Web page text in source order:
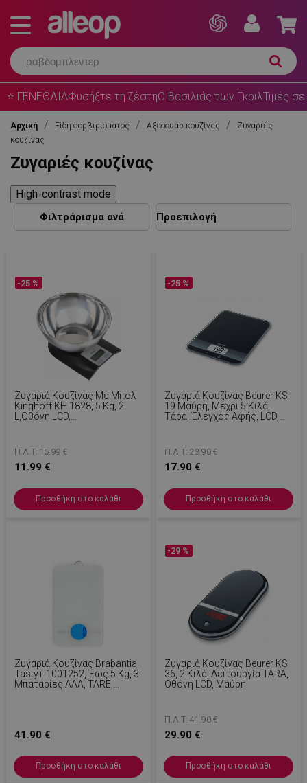
⭐ ΓΕΝΕΘΛΙΑΦυσήξτε τη ζέστηΟ Βασιλιάς των ΓκριλΤιμές σε
Αρχική Είδη σερβιρίσματος Αξεσουάρ κουζίνας
Ζυγαριές
κουζίνας
Ζυγαριές κουζίνας
High-contrast mode
Φιλτράρισμα ανά
Ζυγαριά Κουζίνας Με Μπολ
Kinghoff KH 1828, 5 Kg, 2
L,Οθόνη LCD,
-25 %
Π.Λ.Τ: 15.99 €
11.99 €
Προσθήκη στο καλάθι
Ζυγαριά Κουζίνας Beurer KS
19 Μαύρη, Μέχρι 5 Κιλά,
Τάρα, Έλεγχος Αφής, LCD,
-25 %
Π.Λ.Τ: 23.90 €
17.90 €
Προσθήκη στο καλάθι
Ζυγαριά Κουζίνας Brabantia
Tasty+ 1001252, Έως 5 Kg, 3
Μπαταρίες AAA, TARE,
41.90 €
Προσθήκη στο καλάθι
Ζυγαριά Κουζίνας Beurer KS
36, 2 Κιλά, Λειτουργία TARA,
Οθόνη LCD, Μαύρη
-29 %
Π.Λ.Τ: 41.90 €
29.90 €
Προσθήκη στο καλάθι